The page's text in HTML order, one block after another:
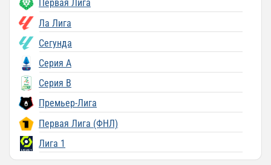
Первая Лига
Ла Лига
Сегунда
Серия A
Серия B
Премьер-Лига
Первая Лига (ФНЛ)
Лига 1